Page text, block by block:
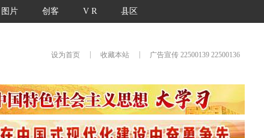
图片 创客 V R 县区
设为首页 收藏本站 广告宣传 22500139 22500136